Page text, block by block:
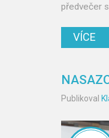
předvečer
VÍCE
Publikoval